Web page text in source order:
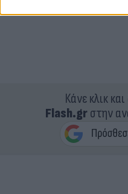
Κάνε κλικ
Flash.grστην